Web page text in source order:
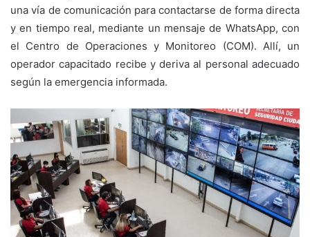
una vía de comunicación para contactarse de forma directa
y en tiempo real, mediante un mensaje de WhatsApp, con
el Centro de Operaciones y Monitoreo (COM). Allí, un
operador capacitado recibe y deriva al personal adecuado
según la emergencia informada.